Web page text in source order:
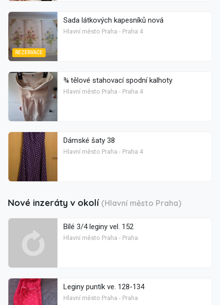
REZERVACE
Sada látkových kapesníků nová
Hlavní město Praha - Praha 4
¾ tělové stahovací spodní kalhoty
Hlavní město Praha - Praha 4
Dámské šaty 38
Hlavní město Praha - Praha 4
Nové inzeráty v okolí (Hlavní město Praha)
Bílé 3/4 leginy vel. 152
Hlavní město Praha - Praha
Leginy puntík ve. 128-134
Hlavní město Praha - Praha